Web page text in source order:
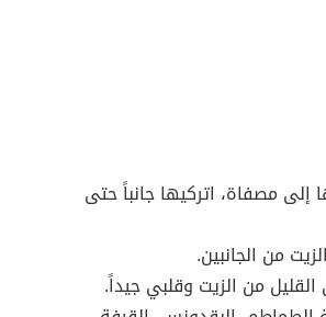
إلى مصفاة، اتركيها جانباً حتى
من الجانبين.
من الزيت وقلبي جيداً.